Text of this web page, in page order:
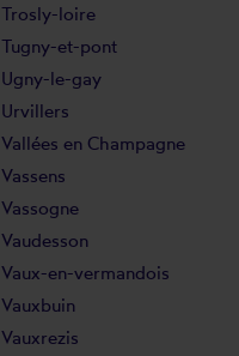
Trosly-loire
Tugny-et-pont
Ugny-le-gay
Urvillers
Vallées en Champagne
Vassens
Vassogne
Vaudesson
Vaux-en-vermandois
Vauxbuin
Vauxrezis